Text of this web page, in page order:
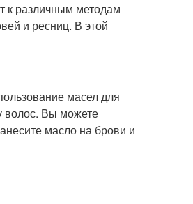
к различным методам
и ресниц. В этой
масел для
волос. Вы можете
масло на брови и